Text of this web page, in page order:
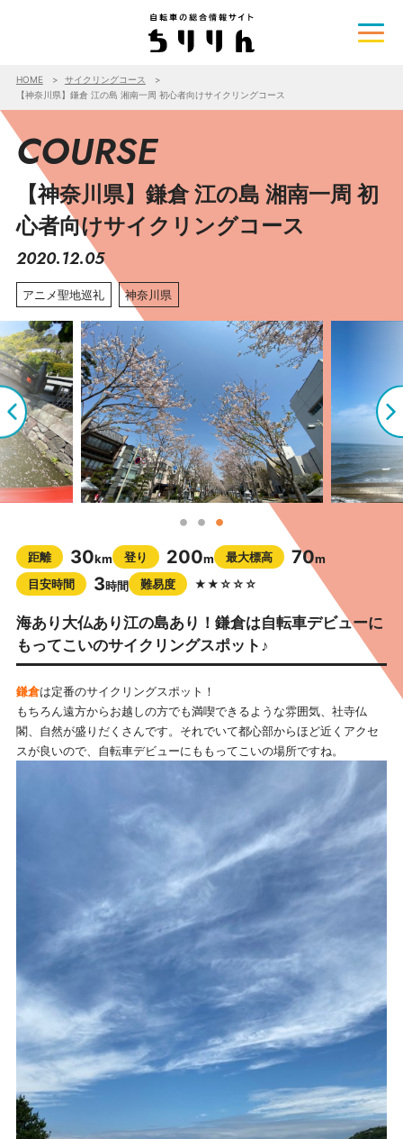
HOME
サイクリングコース
【神奈川県】鎌倉 江の島 湘南一周 初心者向けサイクリングコース
COURSE
【神奈川県】鎌倉 江の島 湘南一周 初
心者向けサイクリングコース
2020.12.05
アニメ聖地巡礼 神奈川県
距離 30km 登り 200m 最大標高 70m
目安時間
3時間 難易度 ★★☆☆☆
海あり大仏あり江の島あり！鎌倉は自転車デビューに
もってこいのサイクリングスポット♪
鎌倉は定番のサイクリングスポット！
もちろん遠方からお越しの方でも満喫できるような雰囲気、社寺仏
閣、自然が盛りだくさんです。それでいて都心部からほど近くアクセ
スが良いので、自転車デビューにももってこいの場所ですね。